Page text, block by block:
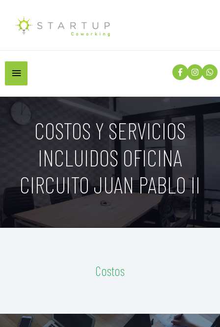
COSTOS Y SERVICIOS
INCLUIDOS OFICINA
CIRCUITO JUAN PABLO II
Costos